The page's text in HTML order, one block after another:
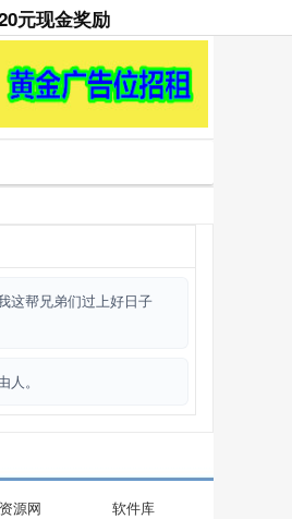
元现金奖励
这帮兄弟们过上好日子
。
源网
软件库